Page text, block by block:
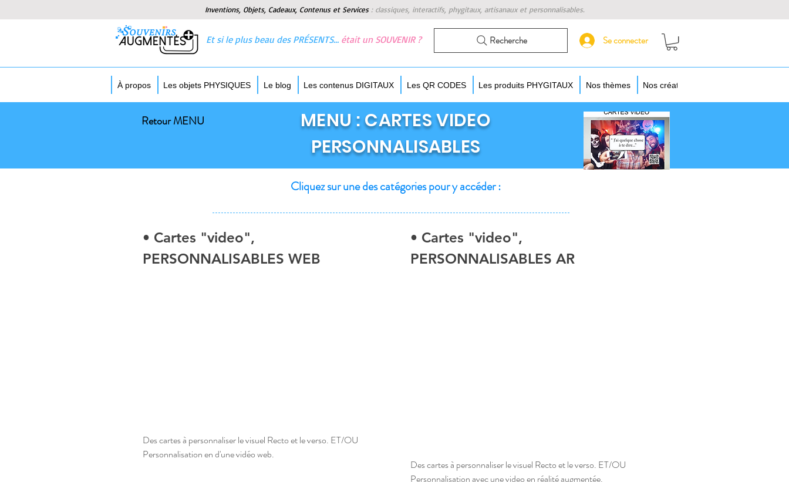
Inventions, Objets, Cadeaux, Contenus et Services : classiques, interactifs, phygitaux, artisanaux et personnalisables.
Et si le plus beau des PRÉSENTS… était un SOUVENIR ? Recherche Se connecter
À propos Les objets PHYSIQUES Le blog Les contenus DIGITAUX Les QR CODES Les produits PHYGITAUX Nos thèmes Nos créateurs
Retour MENU
MENU : CARTES VIDEO
PERSONNALISABLES
Cliquez sur une des catégories pour y accéder :
• Cartes "video",
PERSONNALISABLES WEB
Des cartes à personnaliser le visuel Recto et le verso. ET/OU
Personnalisation en d'une vidéo web.
• Cartes "video",
PERSONNALISABLES AR
Des cartes à personnaliser le visuel Recto et le verso. ET/OU
Personnalisation avec une video en réalité augmentée.